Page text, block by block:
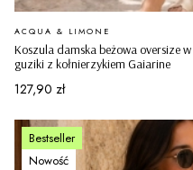
Koszula damska beżowa oversize
guziki z kołnierzykiem Gaiarine
PRODUCENT
ACQUA & LIMONE
Cena
127,90 zł
Bestseller
Nowość